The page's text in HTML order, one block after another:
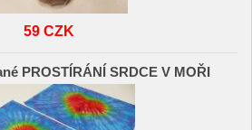
59 CZK
PROSTÍRÁNÍ SRDCE V MOŘI